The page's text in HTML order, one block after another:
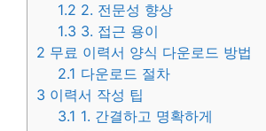
1.2 2. 전문성 향상
1.3 3. 접근 용이
2 무료 이력서 양식 다운로드 방법
2.1 다운로드 절차
3 이력서 작성 팁
3.1 1. 간결하고 명확하게